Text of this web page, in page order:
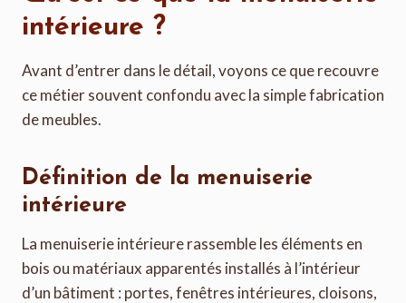
intérieure ?
Avant d’entrer dans le détail, voyons ce que recouvre
ce métier souvent confondu avec la simple fabrication
de meubles.
Définition de la menuiserie
intérieure
La menuiserie intérieure rassemble les éléments en
bois ou matériaux apparentés installés à l’intérieur
d’un bâtiment : portes, fenêtres intérieures, cloisons,